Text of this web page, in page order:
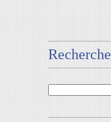
Recherche